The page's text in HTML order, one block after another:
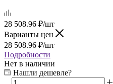
28 508.96 ₽/шт
Варианты цен
28 508.96 ₽/шт
Подробности
Нет в наличии
Нашли дешевле?